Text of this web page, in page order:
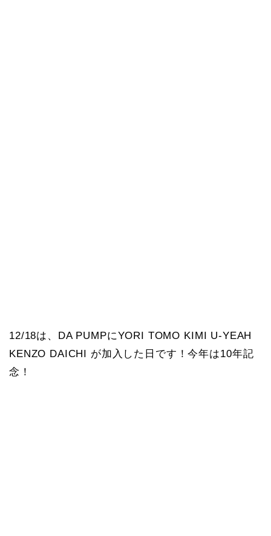
12/18は、DA PUMPにYORI TOMO KIMI U-YEAH
KENZO DAICHI が加入した日です！今年は10年記
念！